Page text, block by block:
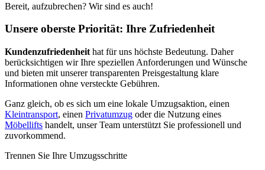
Bereit, aufzubrechen? Wir sind es auch!
Unsere oberste Priorität: Ihre Zufriedenheit
Kundenzufriedenheit hat für uns höchste Bedeutung. Daher
berücksichtigen wir Ihre speziellen Anforderungen und Wünsche
und bieten mit unserer transparenten Preisgestaltung klare
Informationen ohne versteckte Gebühren.
Ganz gleich, ob es sich um eine lokale Umzugsaktion, einen
Kleintransport, einen Privatumzug oder die Nutzung eines
Möbellifts handelt, unser Team unterstützt Sie professionell und
zuvorkommend.
Trennen Sie Ihre Umzugsschritte